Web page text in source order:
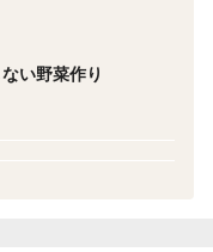
い野菜作り